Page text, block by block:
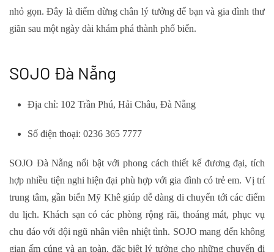
nhỏ gọn. Đây là điểm dừng chân lý tưởng để bạn và gia đình thư
giãn sau một ngày dài khám phá thành phố biển.
SOJO Đà Nẵng
Địa chỉ: 102 Trần Phú, Hải Châu, Đà Nẵng
Số điện thoại: 0236 365 7777
SOJO Đà Nẵng nổi bật với phong cách thiết kế đương đại, tích
hợp nhiều tiện nghi hiện đại phù hợp với gia đình có trẻ em. Vị trí
trung tâm, gần biển Mỹ Khê giúp dễ dàng di chuyển tới các điểm
du lịch. Khách sạn có các phòng rộng rãi, thoáng mát, phục vụ
chu đáo với đội ngũ nhân viên nhiệt tình. SOJO mang đến không
gian ấm cúng và an toàn, đặc biệt lý tưởng cho những chuyến đi